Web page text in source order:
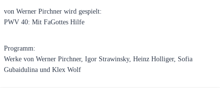
von Werner Pirchner wird gespielt:
PWV 40: Mit FaGottes Hilfe
Programm:
Werke von Werner Pirchner, Igor Strawinsky, Heinz Holliger, Sofia
Gubaidulina und Klex Wolf